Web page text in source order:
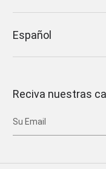
Español
Reciva nuestras